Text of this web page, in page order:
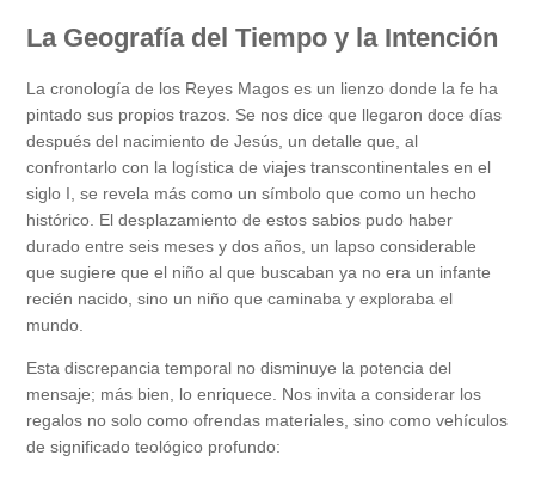
La Geografía del Tiempo y la Intención
La cronología de los Reyes Magos es un lienzo donde la fe ha
pintado sus propios trazos. Se nos dice que llegaron doce días
después del nacimiento de Jesús, un detalle que, al
confrontarlo con la logística de viajes transcontinentales en el
siglo I, se revela más como un símbolo que como un hecho
histórico. El desplazamiento de estos sabios pudo haber
durado entre seis meses y dos años, un lapso considerable
que sugiere que el niño al que buscaban ya no era un infante
recién nacido, sino un niño que caminaba y exploraba el
mundo.
Esta discrepancia temporal no disminuye la potencia del
mensaje; más bien, lo enriquece. Nos invita a considerar los
regalos no solo como ofrendas materiales, sino como vehículos
de significado teológico profundo: